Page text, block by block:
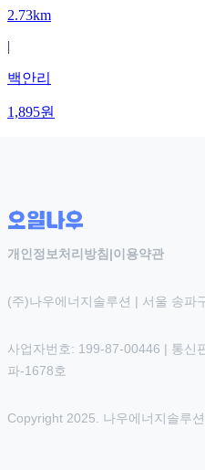
2.73km
|
백안리
1,895원
개인정보처리방침|이용약관
(주)나우에너지솔루션 | 서울 송파
사업자번호: 199-87-00446 | 통신
파-1678호
Copyright 2025. 나우에너지솔루